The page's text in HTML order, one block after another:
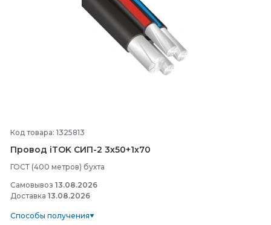
Код товара: 1325813
Провод iTOK СИП-2 3х50+1х70
ГОСТ (400 метров) бухта
Самовывоз 13.08.2026
Доставка 13.08.2026
Способы получения